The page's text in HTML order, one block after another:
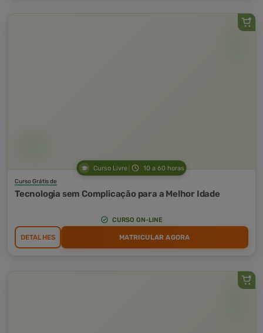
Curso Livre 10 a 60 horas
Curso Grátis de
Tecnologia sem Complicação para a Melhor Idade
CURSO ON-LINE
DETALHES MATRICULAR AGORA